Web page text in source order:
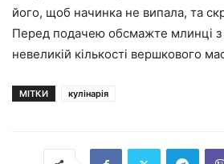
його, щоб начинка не випала, та
Перед подачею обсмажте млинці з
невеликій кількості вершкового
МІТКИ кулінарія